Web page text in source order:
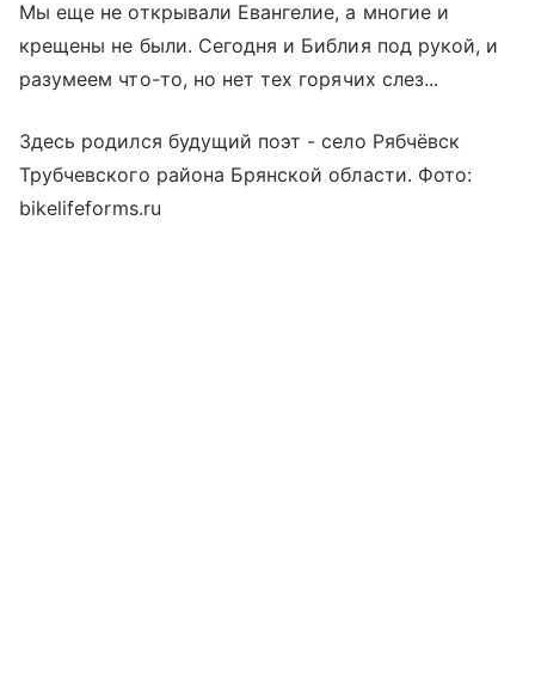
Мы еще не открывали Евангелие, а многие и
крещены не были. Сегодня и Библия под рукой, и
разумеем что-то, но нет тех горячих слез...
Здесь родился будущий поэт - село Рябчёвск
Трубчевского района Брянской области. Фото:
bikelifeforms.ru